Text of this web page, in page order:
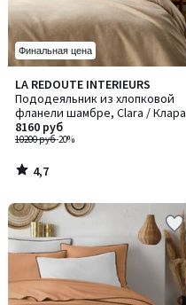
Финальная цена
LA REDOUTE INTERIEURS
Пододеяльник из хлопковой
фланели шамбре, Clara / Клара
10200 руб-20%
8160 руб
4,7
/ 5
4,7
/